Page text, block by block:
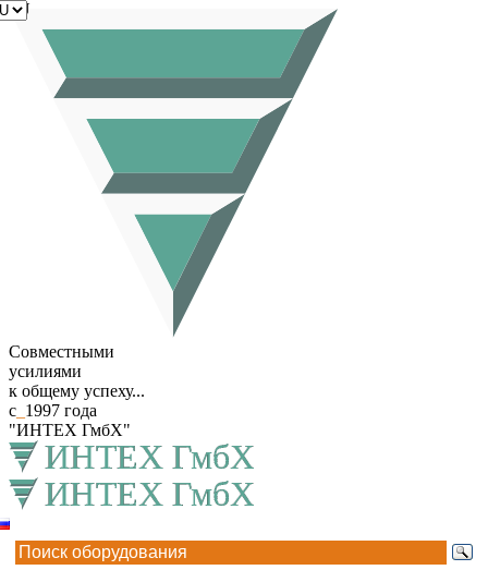
Совместными
усилиями
к общему успеху...
с 1997 года
"ИНТЕХ ГмбХ"
RU